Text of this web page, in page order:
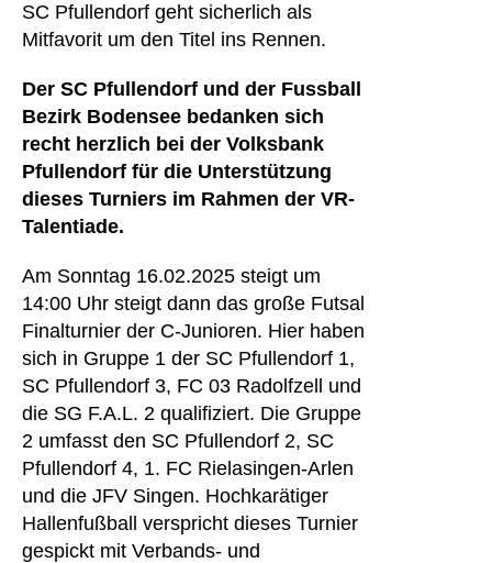
SC Pfullendorf geht sicherlich als
Mitfavorit um den Titel ins Rennen.
Der SC Pfullendorf und der Fussball
Bezirk Bodensee bedanken sich
recht herzlich bei der Volksbank
Pfullendorf für die Unterstützung
dieses Turniers im Rahmen der VR-
Talentiade.
Am Sonntag 16.02.2025 steigt um
14:00 Uhr steigt dann das große Futsal
Finalturnier der C-Junioren. Hier haben
sich in Gruppe 1 der SC Pfullendorf 1,
SC Pfullendorf 3, FC 03 Radolfzell und
die SG F.A.L. 2 qualifiziert. Die Gruppe
2 umfasst den SC Pfullendorf 2, SC
Pfullendorf 4, 1. FC Rielasingen-Arlen
und die JFV Singen. Hochkarätiger
Hallenfußball verspricht dieses Turnier
gespickt mit Verbands- und